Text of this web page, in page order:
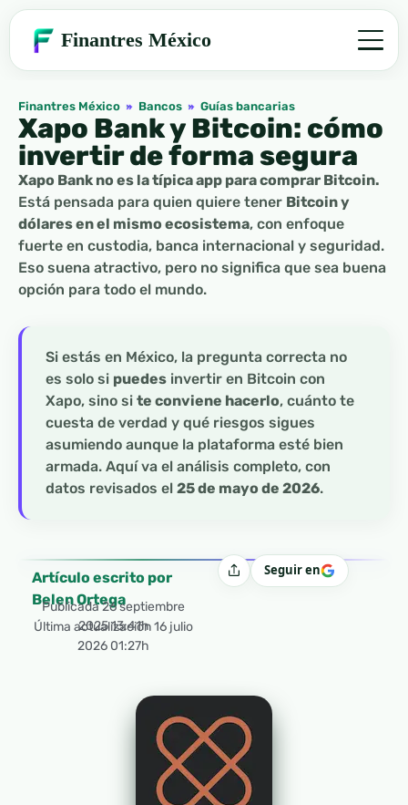
Finantres México
Finantres México » Bancos » Guías bancarias
Xapo Bank y Bitcoin: cómo
invertir de forma segura
Xapo Bank no es la típica app para comprar Bitcoin.
Está pensada para quien quiere tener Bitcoin y
dólares en el mismo ecosistema, con enfoque
fuerte en custodia, banca internacional y seguridad.
Eso suena atractivo, pero no significa que sea buena
opción para todo el mundo.
Si estás en México, la pregunta correcta no
es solo si puedes invertir en Bitcoin con
Xapo, sino si te conviene hacerlo, cuánto te
cuesta de verdad y qué riesgos sigues
asumiendo aunque la plataforma esté bien
armada. Aquí va el análisis completo, con
datos revisados el 25 de mayo de 2026.
Artículo escrito por
Belen Ortega
Publicada26 septiembre
2025 13:41h
Última actualización 16 julio
2026 01:27h
CompartirSeguir en